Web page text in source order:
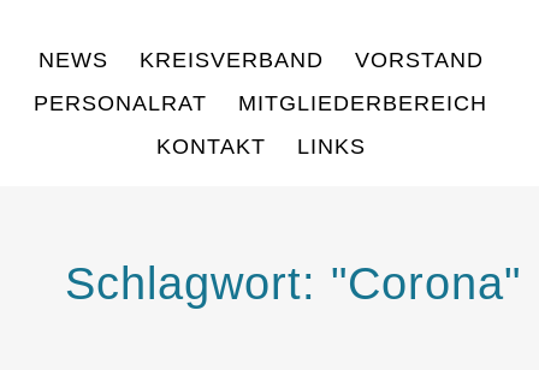
NEWS KREISVERBAND
VORSTAND
PERSONALRAT
MITGLIEDERBEREICH
KONTAKT
LINKS
Schlagwort: "Corona"